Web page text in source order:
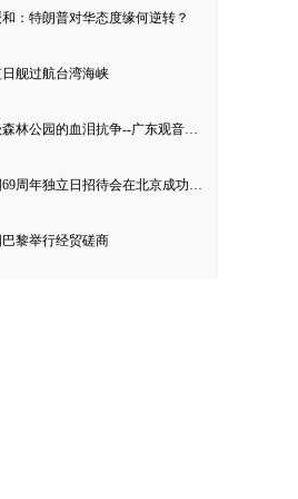
：特朗普对华态度缘何逆转？
舰过航台湾海峡
民营国家级森林公园的血泪抗争--广东观音山26年来究竟经历了什么？
加纳共和国69周年独立日招待会在北京成功举行
黎举行经贸磋商